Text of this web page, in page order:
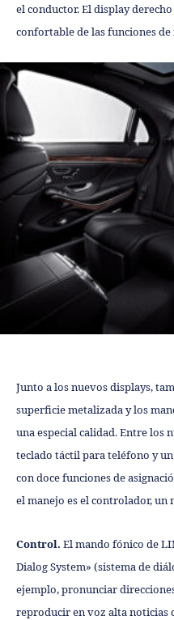
el conductor. El display
confortable de las funciones
Junto a los nuevos displays,
superficie metalizada y los
una especial calidad. Entre los
teclado táctil para teléfono y
con doce funciones de
el manejo es el controlador,
Control. El mando fónico de
Dialog System» (sistema de
ejemplo, pronunciar
reproducir en voz alta noticias